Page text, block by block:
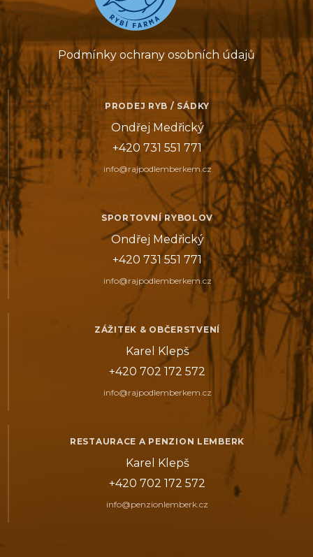
Podmínky ochrany osobních údajů
PRODEJ RYB / SÁDKY
Ondřej Medřický
+420 731 551 771
info@rajpodlemberkem.cz
SPORTOVNÍ RYBOLOV
Ondřej Medřický
+420 731 551 771
info@rajpodlemberkem.cz
ZÁŽITEK & OBČERSTVENÍ
Karel Klepš
+420 702 172 572
info@rajpodlemberkem.cz
RESTAURACE A PENZION LEMBERK
Karel Klepš
+420 702 172 572
info@penzionlemberk.cz